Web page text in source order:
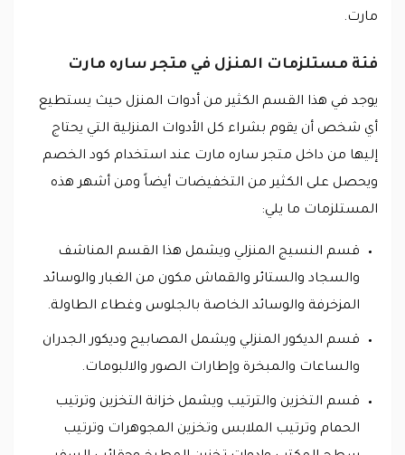
مارت.
فئة مستلزمات المنزل في متجر ساره مارت
يوجد في هذا القسم الكثير من أدوات المنزل حيث يستطيع
أي شخص أن يقوم بشراء كل الأدوات المنزلية التي يحتاج
إليها من داخل متجر ساره مارت عند استخدام كود الخصم
ويحصل على الكثير من التخفيضات أيضاً ومن أشهر هذه
المستلزمات ما يلي:
قسم النسيج المنزلي ويشمل هذا القسم المناشف
والسجاد والستائر والقماش مكون من الغبار والوسائد
المزخرفة والوسائد الخاصة بالجلوس وغطاء الطاولة.
قسم الديكور المنزلي ويشمل المصابيح وديكور الجدران
والساعات والمبخرة وإطارات الصور والالبومات.
قسم التخزين والترتيب ويشمل خزانة التخزين وترتيب
الحمام وترتيب الملابس وتخزين المجوهرات وترتيب